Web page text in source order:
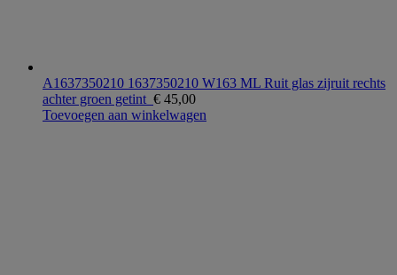
A1637350210 1637350210 W163 ML Ruit glas zijruit rechts
achter groen getint € 45,00
Toevoegen aan winkelwagen